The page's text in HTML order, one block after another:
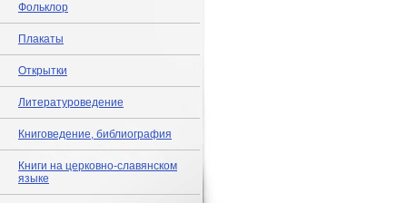
Фольклор
Плакаты
Открытки
Литературоведение
Книговедение, библиография
Книги на церковно-славянском
языке